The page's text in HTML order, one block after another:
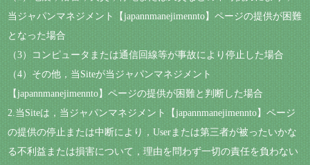
当ジャパンマネジメント【japannmanejimennto】ページの提供が困難
となった場合
（3）コンピュータまたは通信回線等が事故により停止した場合
（4）その他，当Siteが当ジャパンマネジメント
【japannmanejimennto】ページの提供が困難と判断した場合
2.当Siteは，当ジャパンマネジメント【japannmanejimennto】ページ
の提供の停止または中断により，Userまたは第三者が被ったいかな
る不利益または損害について，理由を問わず一切の責任を負わない